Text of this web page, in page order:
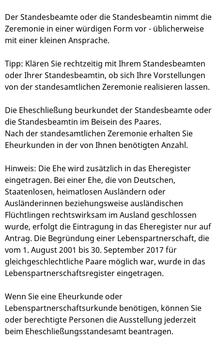
Der Standesbeamte oder die Standesbeamtin nimmt die
Zeremonie in einer würdigen Form vor - üblicherweise
mit einer kleinen Ansprache.
Tipp: Klären Sie rechtzeitig mit Ihrem Standesbeamten
oder Ihrer Standesbeamtin, ob sich Ihre Vorstellungen
von der standesamtlichen Zeremonie realisieren lassen.
Die Eheschließung beurkundet der Standesbeamte oder
die Standesbeamtin im Beisein des Paares.
Nach der standesamtlichen Zeremonie erhalten Sie
Eheurkunden in der von Ihnen benötigten Anzahl.
Hinweis: Die Ehe wird zusätzlich in das Eheregister
eingetragen. Bei einer Ehe, die von Deutschen,
Staatenlosen, heimatlosen Ausländern oder
Ausländerinnen beziehungsweise ausländischen
Flüchtlingen rechtswirksam im Ausland geschlossen
wurde, erfolgt die Eintragung in das Eheregister nur auf
Antrag. Die Begründung einer Lebenspartnerschaft, die
vom 1. August 2001 bis 30. September 2017 für
gleichgeschlechtliche Paare möglich war, wurde in das
Lebenspartnerschaftsregister eingetragen.
Wenn Sie eine Eheurkunde oder
Lebenspartnerschaftsurkunde benötigen, können Sie
oder berechtigte Personen die Ausstellung jederzeit
beim Eheschließungsstandesamt beantragen.